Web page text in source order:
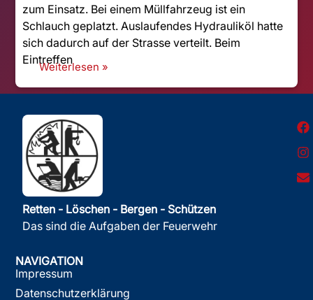
zum Einsatz. Bei einem Müllfahrzeug ist ein
Schlauch geplatzt. Auslaufendes Hydrauliköl hatte
sich dadurch auf der Strasse verteilt. Beim
Eintreffen
Weiterlesen »
Retten - Löschen - Bergen - Schützen
Das sind die Aufgaben der Feuerwehr
NAVIGATION
Impressum
Datenschutzerklärung